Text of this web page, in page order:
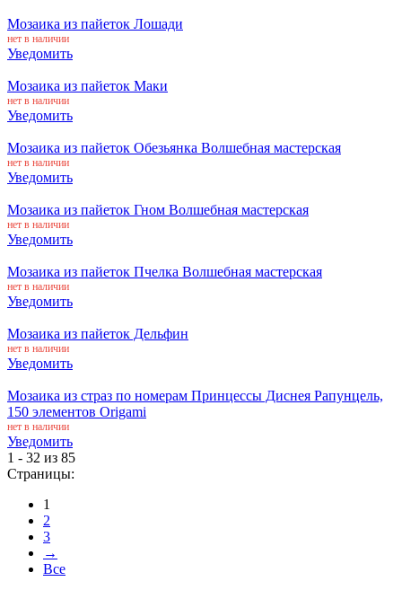
Мозаика из пайеток Лошади
нет в наличии
Уведомить
Мозаика из пайеток Маки
нет в наличии
Уведомить
Мозаика из пайеток Обезьянка Волшебная мастерская
нет в наличии
Уведомить
Мозаика из пайеток Гном Волшебная мастерская
нет в наличии
Уведомить
Мозаика из пайеток Пчелка Волшебная мастерская
нет в наличии
Уведомить
Мозаика из пайеток Дельфин
нет в наличии
Уведомить
Мозаика из страз по номерам Принцессы Диснея Рапунцель,
150 элементов Origami
нет в наличии
Уведомить
1 - 32 из 85
Страницы:
1
2
3
→
Все